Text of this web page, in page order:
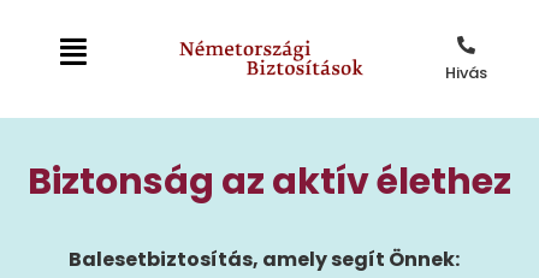
Hivás
Biztonság az aktív élethez
Balesetbiztosítás, amely segít Önnek: